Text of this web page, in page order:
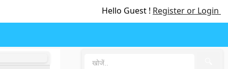
Hello Guest ! Register or Login